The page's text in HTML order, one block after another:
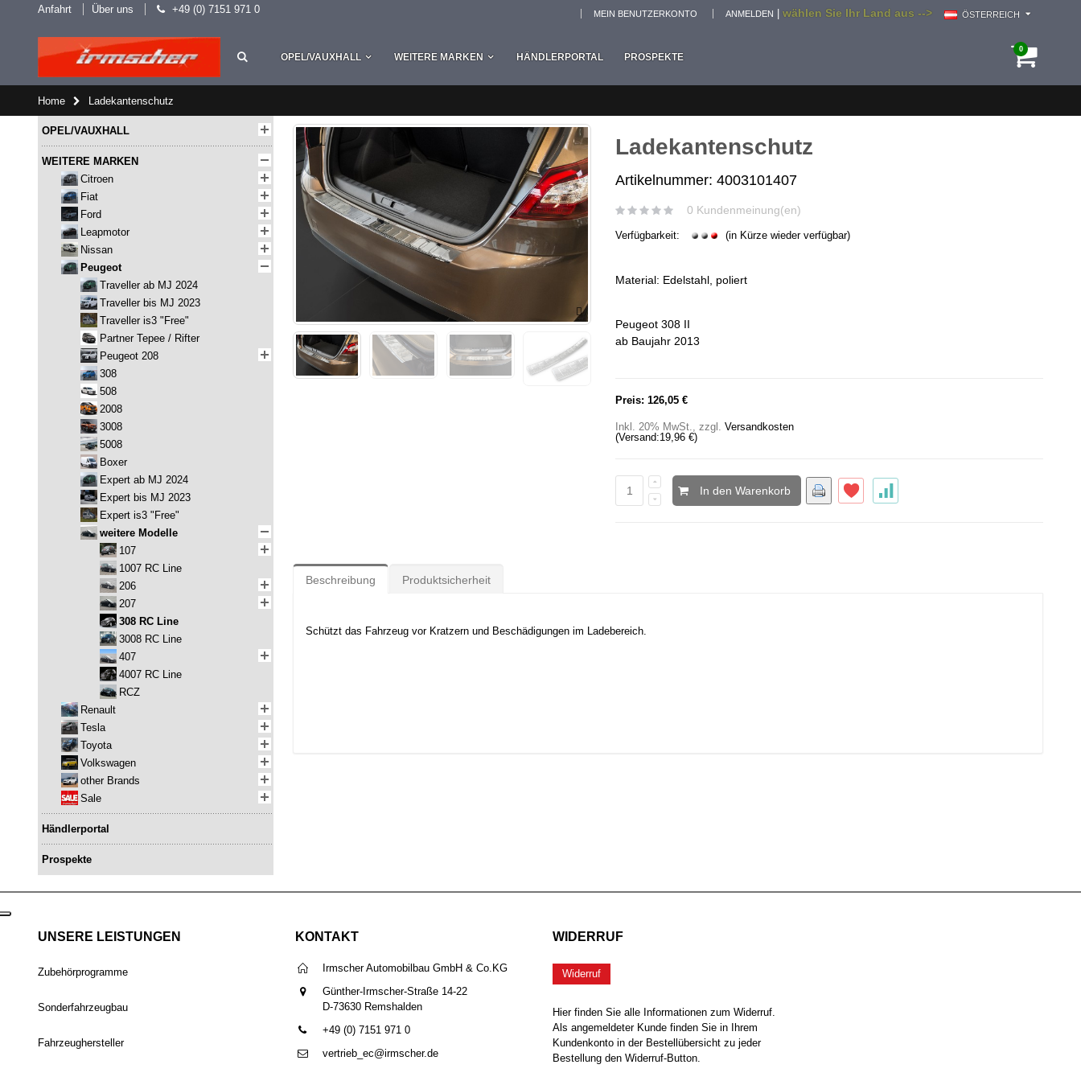
Anfahrt Über uns +49 (0) 7151 971 0 wählen Sie Ihr Land aus --> ÖSTERREICH
MEIN BENUTZERKONTO ANMELDEN
0
OPEL/VAUXHALL WEITERE MARKEN HÄNDLERPORTAL PROSPEKTE
Home Ladekantenschutz
Ladekantenschutz
Artikelnummer: 4003101407
0 Kundenmeinung(en)
Verfügbarkeit: (in Kürze wieder verfügbar)
Material: Edelstahl, poliert
Peugeot 308 II
ab Baujahr 2013
Preis: 126,05 €
Inkl. 20% MwSt.,zzgl.Versandkosten
(Versand:19,96 €)
In den Warenkorb
Beschreibung Produktsicherheit
Schützt das Fahrzeug vor Kratzern und Beschädigungen im Ladebereich.
OPEL/VAUXHALL
WEITERE MARKEN
Citroen
Fiat
Ford
Leapmotor
Nissan
Peugeot
Traveller ab MJ 2024
Traveller bis MJ 2023
Traveller is3 "Free"
Partner Tepee / Rifter
Peugeot 208
308
508
2008
3008
5008
Boxer
Expert ab MJ 2024
Expert bis MJ 2023
Expert is3 "Free"
weitere Modelle
107
1007 RC Line
206
207
308 RC Line
3008 RC Line
407
4007 RC Line
RCZ
Renault
Tesla
Toyota
Volkswagen
other Brands
Sale
Händlerportal
Prospekte
UNSERE LEISTUNGEN
Zubehörprogramme
Sonderfahrzeugbau
Fahrzeughersteller
KONTAKT
Irmscher Automobilbau GmbH & Co.KG
Günther-Irmscher-Straße 14-22
D-73630 Remshalden
+49 (0) 7151 971 0
vertrieb_ec@irmscher.de
WIDERRUF
Widerruf
Hier finden Sie alle Informationen zum Widerruf.
Als angemeldeter Kunde finden Sie in Ihrem
Kundenkonto in der Bestellübersicht zu jeder
Bestellung den Widerruf-Button.